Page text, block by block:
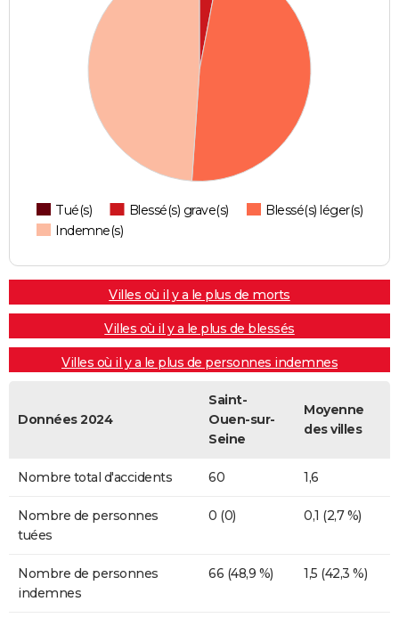
Tué(s) Blessé(s) grave(s)
Blessé(s) léger(s)
Indemne(s)
Villes où il y a le plus de morts
Villes où il y a le plus de blessés
Villes où il y a le plus de personnes indemnes
Données 2024
Saint-
Ouen-sur-
Seine
Moyenne
des villes
Nombre total d'accidents 60 1,6
Nombre de personnes
tuées
0 (0) 0,1 (2,7 %)
Nombre de personnes
indemnes
66 (48,9 %) 1,5 (42,3 %)